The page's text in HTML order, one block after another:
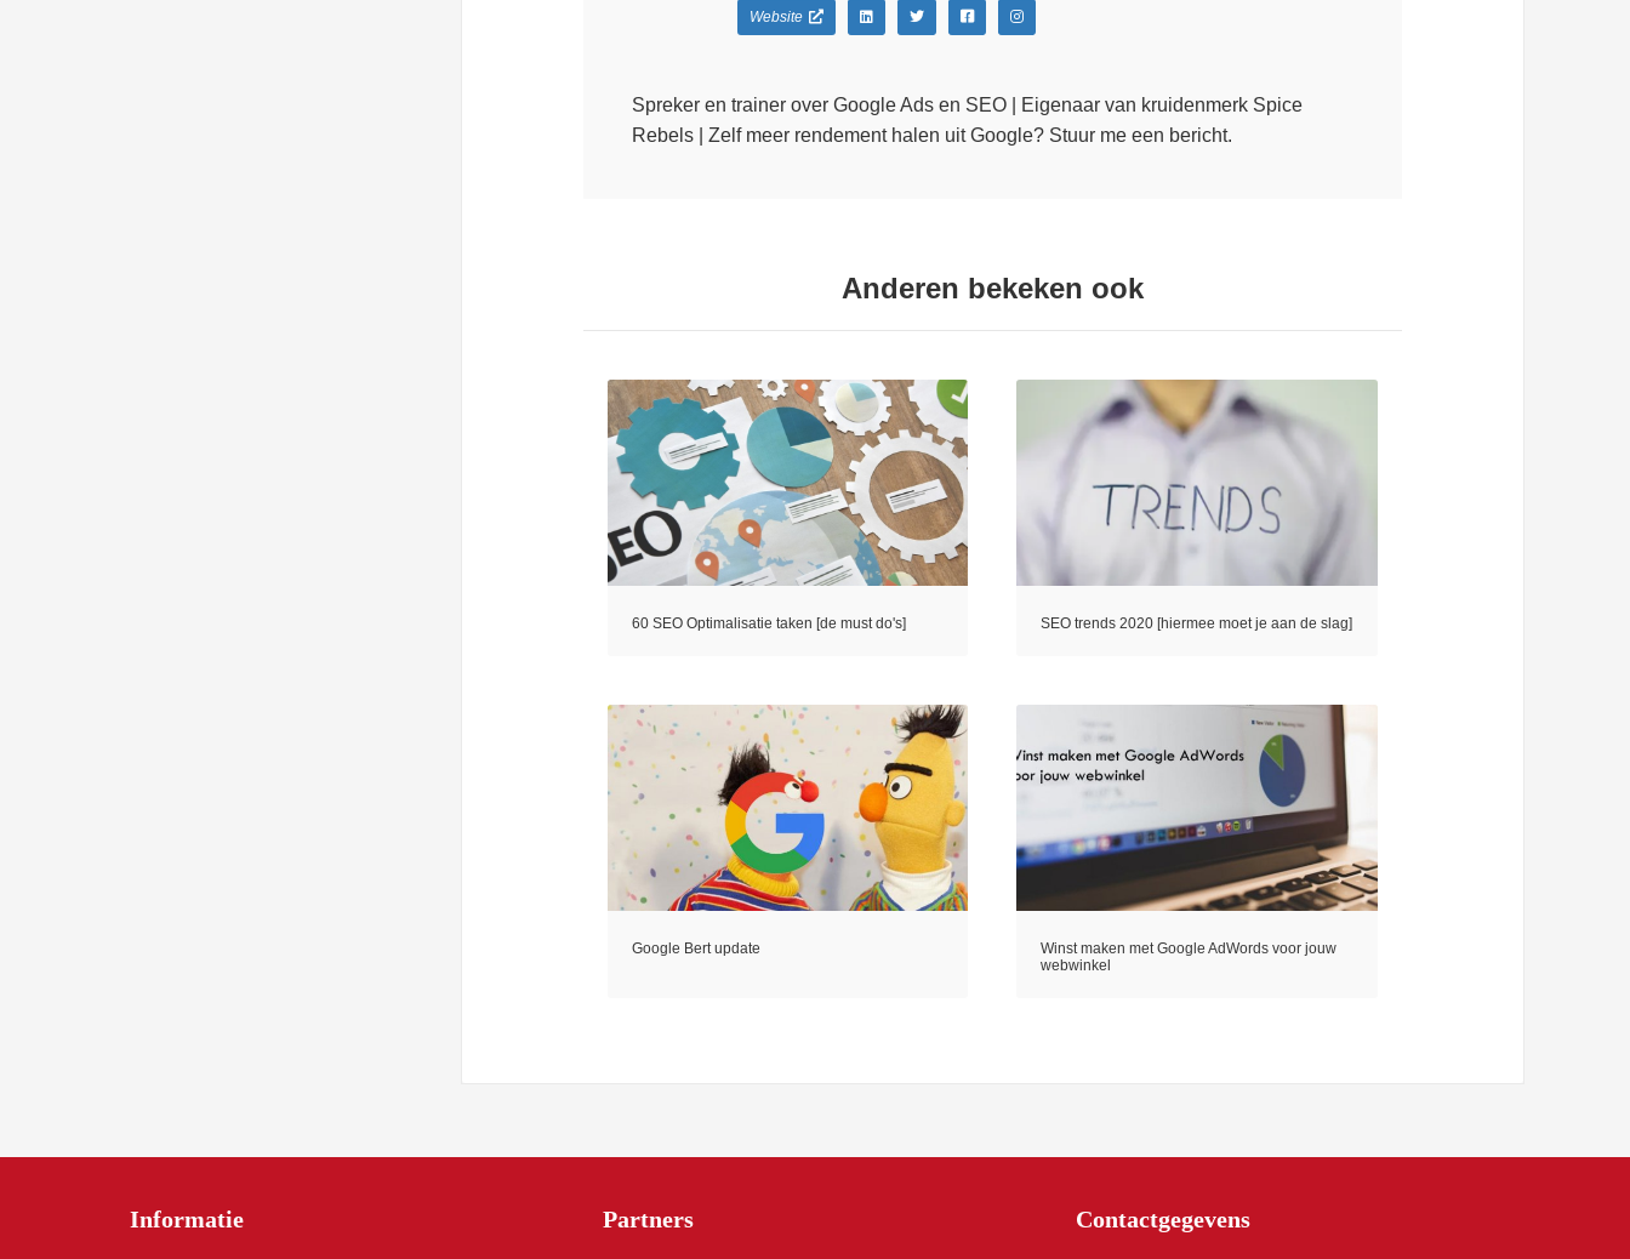
Website
Spreker en trainer over Google Ads en SEO | Eigenaar van kruidenmerk Spice
Rebels | Zelf meer rendement halen uit Google? Stuur me een bericht.
Anderen bekeken ook
60 SEO Optimalisatie taken [de must do's] SEO trends 2020 [hiermee moet je aan de slag]
Google Bert update
Winst maken met Google AdWords voor jouw
webwinkel
Informatie Partners Contactgegevens